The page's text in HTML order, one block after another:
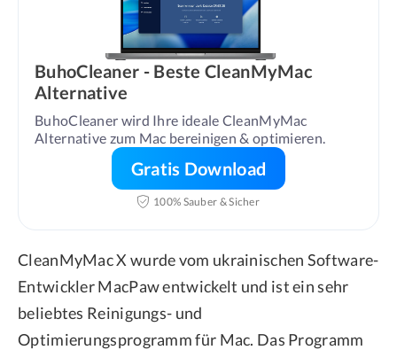
BuhoCleaner - Beste CleanMyMac
Alternative
BuhoCleaner wird Ihre ideale CleanMyMac
Alternative zum Mac bereinigen & optimieren.
Gratis Download
100% Sauber & Sicher
CleanMyMac X wurde vom ukrainischen Software-
Entwickler MacPaw entwickelt und ist ein sehr
beliebtes Reinigungs- und
Optimierungsprogramm für Mac. Das Programm